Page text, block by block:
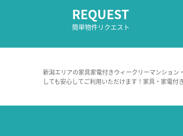
REQUEST
簡単物件リクエスト
新潟エリアの家具家電付きウィークリーマンショ
しても安心してご利用いただけます！家具・家電付